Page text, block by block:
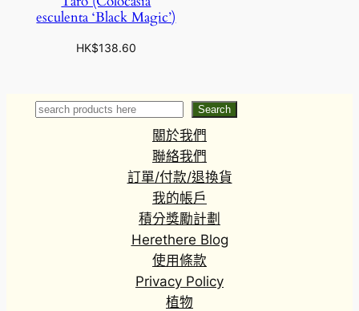
esculenta ‘Black Magic’)
HK$138.60
Search Search
關於我們
聯絡我們
訂單/付款/退換貨
我的帳戶
積分獎勵計劃
Herethere Blog
使用條款
Privacy Policy
植物